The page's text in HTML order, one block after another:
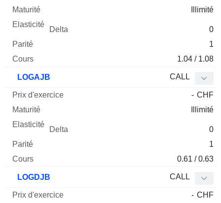
Illimité
0
1
1.04 / 1.08
LOGAJB CALL
- CHF
Illimité
0
1
0.61 / 0.63
LOGDJB CALL
- CHF